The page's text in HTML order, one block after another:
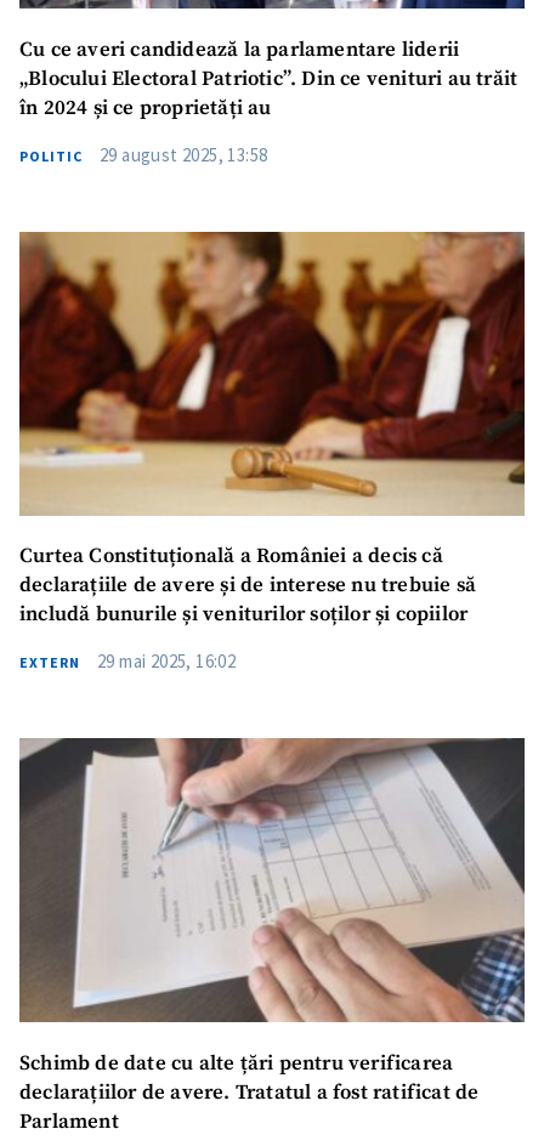
Cu ce averi candidează la parlamentare liderii
„Blocului Electoral Patriotic”. Din ce venituri au trăit
în 2024 și ce proprietăți au
POLITIC 29 august 2025, 13:58
Curtea Constituțională a României a decis că
declarațiile de avere și de interese nu trebuie să
includă bunurile și veniturilor soților și copiilor
EXTERN 29 mai 2025, 16:02
Schimb de date cu alte țări pentru verificarea
declarațiilor de avere. Tratatul a fost ratificat de
Parlament